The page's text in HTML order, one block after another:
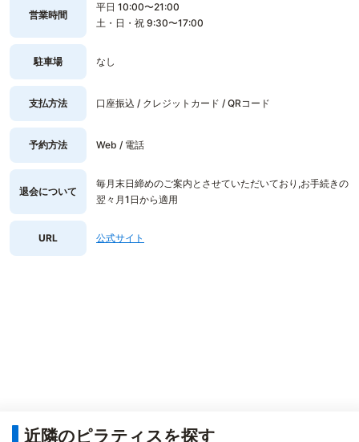
営業時間
平日 10:00〜21:00
土・日・祝 9:30〜17:00
駐車場 なし
支払方法 口座振込 / クレジットカード / QRコード
予約方法 Web / 電話
退会について
毎月末日締めのご案内とさせていただいており,お手続きの
翌々月1日から適用
URL 公式サイト
近隣のピラティスを探す